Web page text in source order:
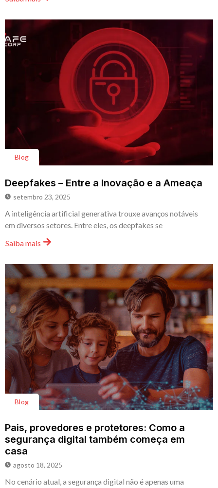
Blog
Deepfakes – Entre a Inovação e a Ameaça
setembro 23, 2025
A inteligência artificial generativa trouxe avanços notáveis
em diversos setores. Entre eles, os deepfakes se
Saiba mais
Blog
Pais, provedores e protetores: Como a
segurança digital também começa em
casa
agosto 18, 2025
No cenário atual, a segurança digital não é apenas uma